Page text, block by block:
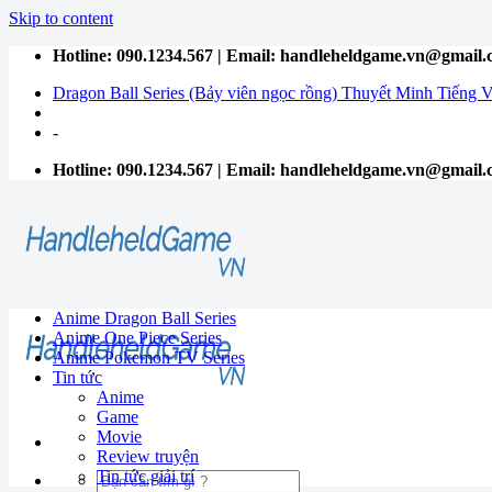
Skip to content
Hotline: 090.1234.567 | Email:
Dragon Ball Series (Bảy viên ngọc rồng) Thuyết Minh Tiếng
-
Hotline: 090.1234.567 | Email:
Anime Dragon Ball Series
Anime One Piece Series
Anime Pokemon TV Series
Tin tức
Anime
Game
Movie
Review truyện
Tin tức giải trí